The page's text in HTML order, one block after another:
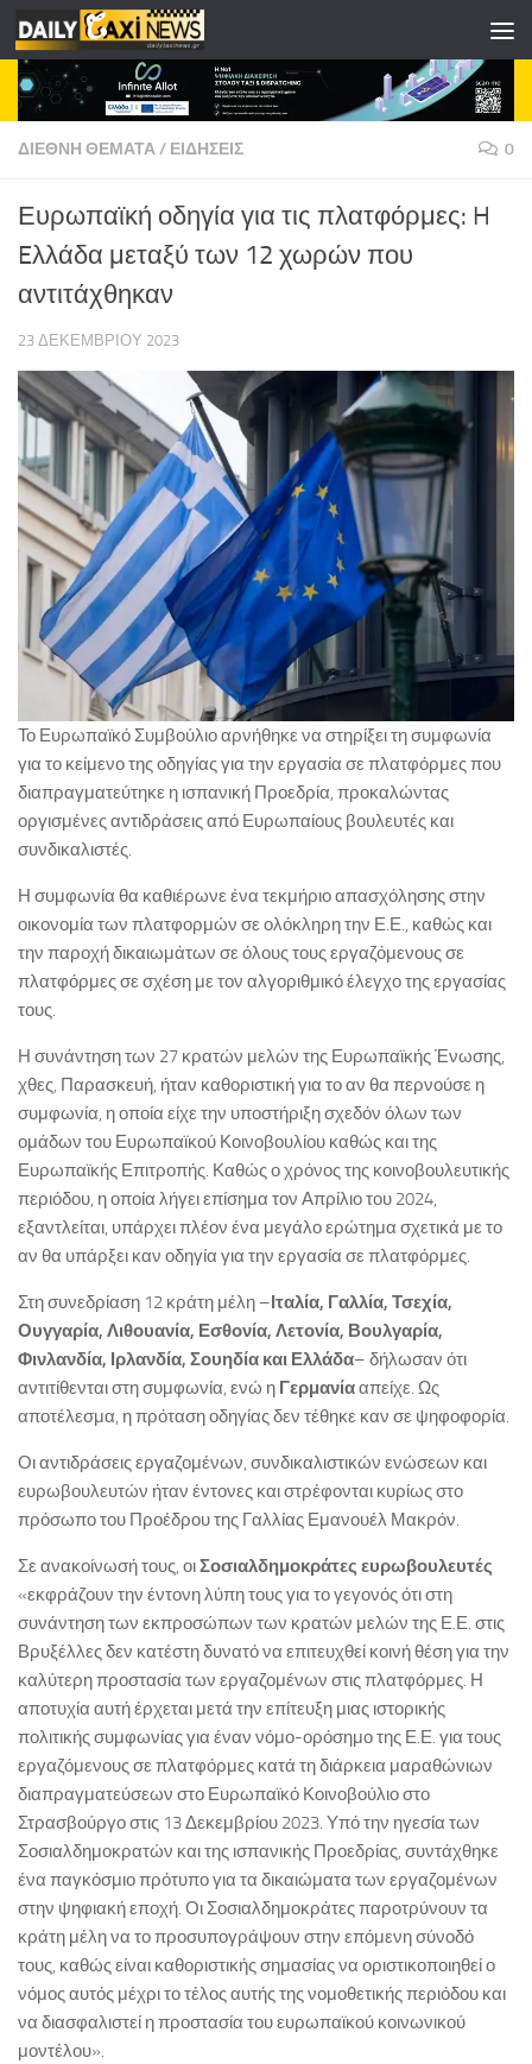
Skip to content
ΔΙΕΘΝΗ ΘΕΜΑΤΑ/ ΕΙΔΗΣΕΙΣ 0
Ευρωπαϊκή οδηγία για τις πλατφόρμες: H
Eλλάδα μεταξύ των 12 χωρών που
αντιτάχθηκαν
23 ΔΕΚΕΜΒΡΊΟΥ 2023
Το Ευρωπαϊκό Συμβούλιο αρνήθηκε να στηρίξει τη συμφωνία
για το κείμενο της οδηγίας για την εργασία σε πλατφόρμες που
διαπραγματεύτηκε η ισπανική Προεδρία, προκαλώντας
οργισμένες αντιδράσεις από Ευρωπαίους βουλευτές και
συνδικαλιστές.
Η συμφωνία θα καθιέρωνε ένα τεκμήριο απασχόλησης στην
οικονομία των πλατφορμών σε ολόκληρη την Ε.Ε., καθώς και
την παροχή δικαιωμάτων σε όλους τους εργαζόμενους σε
πλατφόρμες σε σχέση με τον αλγοριθμικό έλεγχο της εργασίας
τους.
Η συνάντηση των 27 κρατών μελών της Ευρωπαϊκής Ένωσης,
χθες, Παρασκευή, ήταν καθοριστική για το αν θα περνούσε η
συμφωνία, η οποία είχε την υποστήριξη σχεδόν όλων των
ομάδων του Ευρωπαϊκού Κοινοβουλίου καθώς και της
Ευρωπαϊκής Επιτροπής. Καθώς ο χρόνος της κοινοβουλευτικής
περιόδου, η οποία λήγει επίσημα τον Απρίλιο του 2024,
εξαντλείται, υπάρχει πλέον ένα μεγάλο ερώτημα σχετικά με το
αν θα υπάρξει καν οδηγία για την εργασία σε πλατφόρμες.
Στη συνεδρίαση 12 κράτη μέλη –Ιταλία, Γαλλία, Τσεχία,
Ουγγαρία, Λιθουανία, Εσθονία, Λετονία, Βουλγαρία,
Φινλανδία, Ιρλανδία, Σουηδία και Ελλάδα– δήλωσαν ότι
αντιτίθενται στη συμφωνία, ενώ η Γερμανίααπείχε. Ως
αποτέλεσμα, η πρόταση οδηγίας δεν τέθηκε καν σε ψηφοφορία.
Οι αντιδράσεις εργαζομένων, συνδικαλιστικών ενώσεων και
ευρωβουλευτών ήταν έντονες και στρέφονται κυρίως στο
πρόσωπο του Προέδρου της Γαλλίας Εμανουέλ Μακρόν.
Σε ανακοίνωσή τους, οιΣοσιαλδημοκράτες ευρωβουλευτές
«εκφράζουν την έντονη λύπη τους για το γεγονός ότι στη
συνάντηση των εκπροσώπων των κρατών μελών της Ε.Ε. στις
Βρυξέλλες δεν κατέστη δυνατό να επιτευχθεί κοινή θέση για την
καλύτερη προστασία των εργαζομένων στις πλατφόρμες. Η
αποτυχία αυτή έρχεται μετά την επίτευξη μιας ιστορικής
πολιτικής συμφωνίας για έναν νόμο-ορόσημο της Ε.Ε. για τους
εργαζόμενους σε πλατφόρμες κατά τη διάρκεια μαραθώνιων
διαπραγματεύσεων στο Ευρωπαϊκό Κοινοβούλιο στο
Στρασβούργο στις 13 Δεκεμβρίου 2023. Υπό την ηγεσία των
Σοσιαλδημοκρατών και της ισπανικής Προεδρίας, συντάχθηκε
ένα παγκόσμιο πρότυπο για τα δικαιώματα των εργαζομένων
στην ψηφιακή εποχή. Οι Σοσιαλδημοκράτες παροτρύνουν τα
κράτη μέλη να το προσυπογράψουν στην επόμενη σύνοδό
τους, καθώς είναι καθοριστικής σημασίας να οριστικοποιηθεί ο
νόμος αυτός μέχρι το τέλος αυτής της νομοθετικής περιόδου και
να διασφαλιστεί η προστασία του ευρωπαϊκού κοινωνικού
μοντέλου».